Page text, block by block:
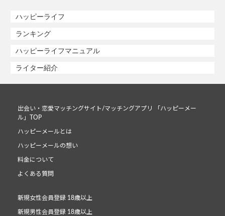
ハッピーライフ
ランキング
ハッピーライフマニュアル
ライター紹介
出会い・恋愛マッチングサイト/マッチングアプリ 「ハッピーメー
ル」TOP
ハッピーメールとは
ハッピーメールの想い
料金について
よくある質問
新規女性会員登録 18歳以上
新規男性会員登録 18歳以上